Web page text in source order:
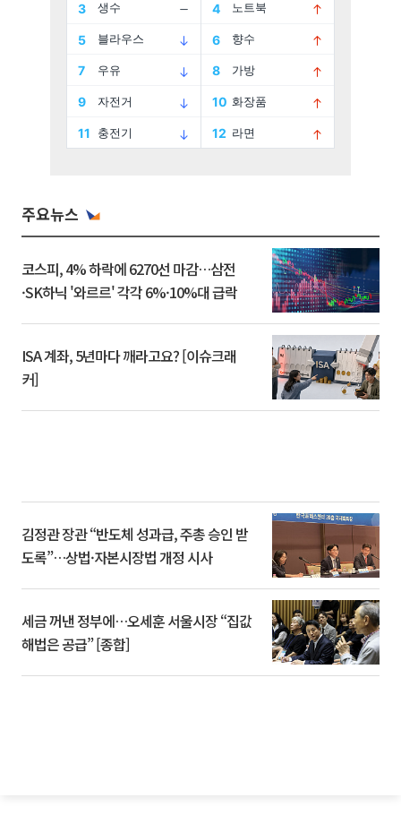
주요뉴스
코스피, 4% 하락에 6270선 마감…삼전
·SK하닉 '와르르' 각각 6%·10%대 급락
ISA 계좌, 5년마다 깨라고요? [이슈크래
커]
김정관 장관 “반도체 성과급, 주총 승인 받
도록”…상법·자본시장법 개정 시사
세금 꺼낸 정부에…오세훈 서울시장 “집값
해법은 공급” [종합]